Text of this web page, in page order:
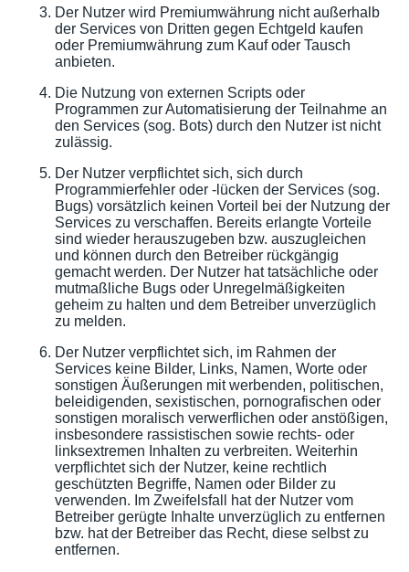
Der Nutzer wird Premiumwährung nicht außerhalb
der Services von Dritten gegen Echtgeld kaufen
oder Premiumwährung zum Kauf oder Tausch
anbieten.
Die Nutzung von externen Scripts oder
Programmen zur Automatisierung der Teilnahme an
den Services (sog. Bots) durch den Nutzer ist nicht
zulässig.
Der Nutzer verpflichtet sich, sich durch
Programmierfehler oder -lücken der Services (sog.
Bugs) vorsätzlich keinen Vorteil bei der Nutzung der
Services zu verschaffen. Bereits erlangte Vorteile
sind wieder herauszugeben bzw. auszugleichen
und können durch den Betreiber rückgängig
gemacht werden. Der Nutzer hat tatsächliche oder
mutmaßliche Bugs oder Unregelmäßigkeiten
geheim zu halten und dem Betreiber unverzüglich
zu melden.
Der Nutzer verpflichtet sich, im Rahmen der
Services keine Bilder, Links, Namen, Worte oder
sonstigen Äußerungen mit werbenden, politischen,
beleidigenden, sexistischen, pornografischen oder
sonstigen moralisch verwerflichen oder anstößigen,
insbesondere rassistischen sowie rechts- oder
linksextremen Inhalten zu verbreiten. Weiterhin
verpflichtet sich der Nutzer, keine rechtlich
geschützten Begriffe, Namen oder Bilder zu
verwenden. Im Zweifelsfall hat der Nutzer vom
Betreiber gerügte Inhalte unverzüglich zu entfernen
bzw. hat der Betreiber das Recht, diese selbst zu
entfernen.